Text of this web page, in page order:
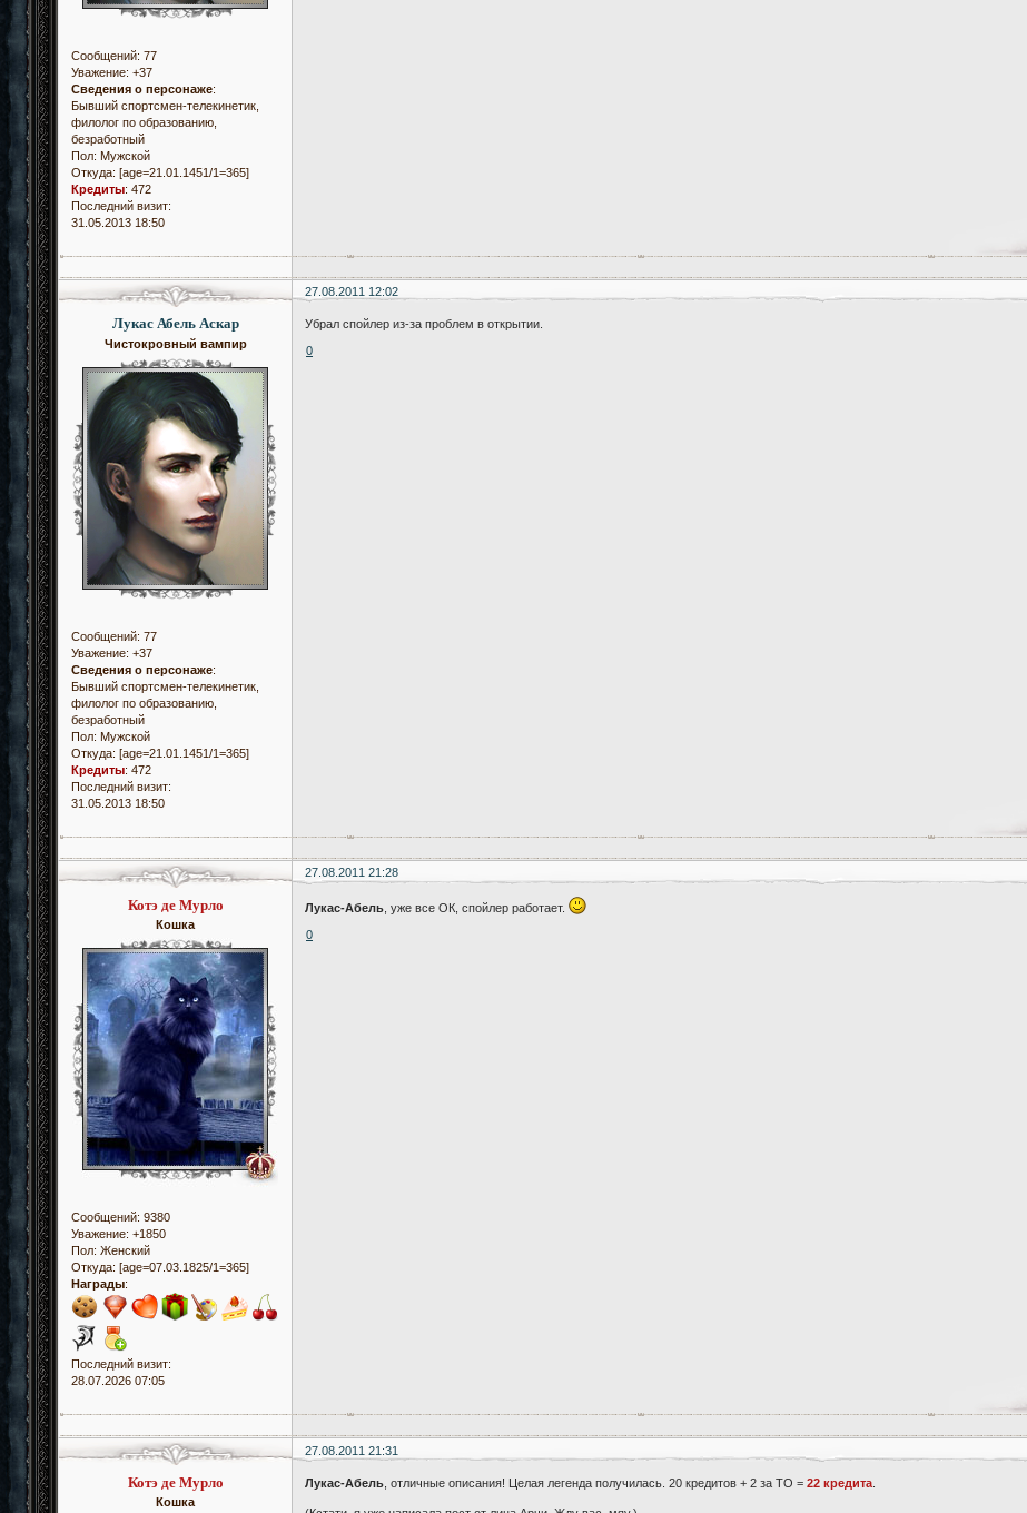
Сообщений: 77
Уважение: +37
Сведения о персонаже:
Бывший спортсмен-телекинетик,
филолог по образованию,
безработный
Пол: Мужской
Откуда: [age=21.01.1451/1=365]
Кредиты: 472
Последний визит:
31.05.2013 18:50
27.08.2011 12:02
Лукас Абель Аскар
Чистокровный вампир
Сообщений: 77
Уважение: +37
Сведения о персонаже:
Бывший спортсмен-телекинетик,
филолог по образованию,
безработный
Пол: Мужской
Откуда: [age=21.01.1451/1=365]
Кредиты: 472
Последний визит:
31.05.2013 18:50
Убрал спойлер из-за проблем в открытии.
0
27.08.2011 21:28
Котэ де Мурло
Кошка
Сообщений: 9380
Уважение: +1850
Пол: Женский
Откуда: [age=07.03.1825/1=365]
Награды:
Последний визит:
28.07.2026 07:05
Лукас-Абель , уже все ОК, спойлер работает.
0
27.08.2011 21:31
Котэ де Мурло
Кошка
Лукас-Абель , отличные описания! Целая легенда получилась. 20 кредитов + 2 за ТО =22 кредита